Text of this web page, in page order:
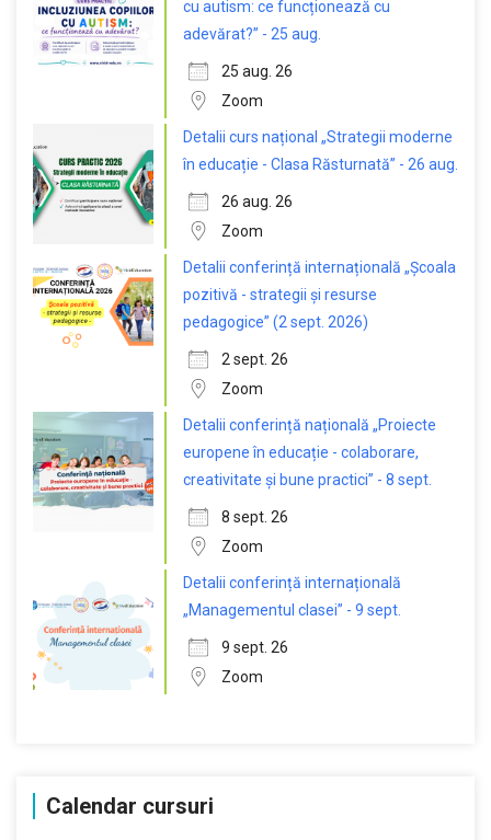
cu autism: ce funcționează cu
adevărat?” - 25 aug.
25 aug. 26
Zoom
Detalii curs național „Strategii moderne
în educație - Clasa Răsturnată” - 26 aug.
26 aug. 26
Zoom
Detalii conferință internațională „Școala
pozitivă - strategii și resurse
pedagogice” (2 sept. 2026)
2 sept. 26
Zoom
Detalii conferință națională „Proiecte
europene în educație - colaborare,
creativitate și bune practici” - 8 sept.
8 sept. 26
Zoom
Detalii conferință internațională
„Managementul clasei” - 9 sept.
9 sept. 26
Zoom
Calendar cursuri